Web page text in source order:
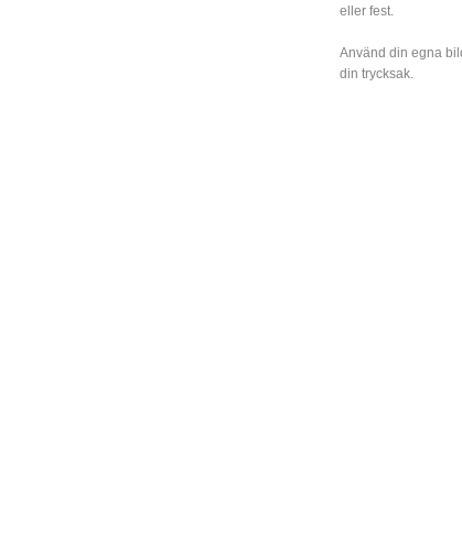
eller fest.
Använd din egna
din trycksak.